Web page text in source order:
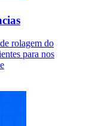
rolagem do
para nos